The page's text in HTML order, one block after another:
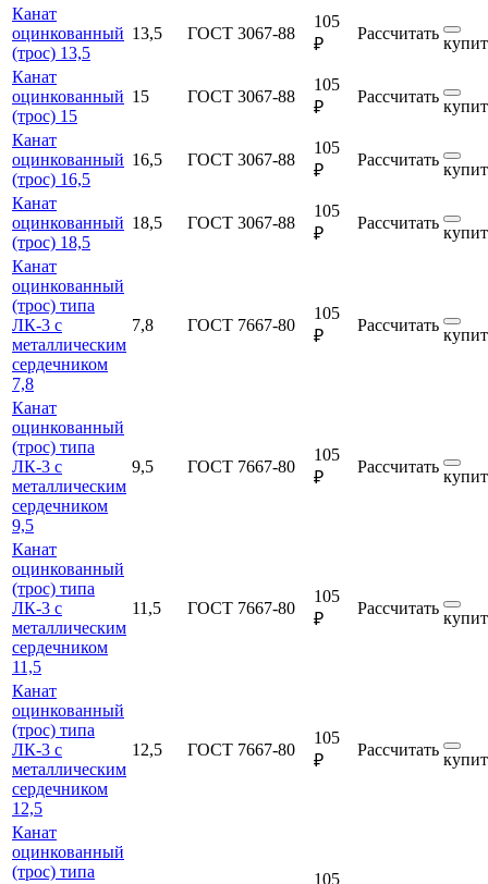
Канат
оцинкованный
(трос) 13,5
13,5 ГОСТ 3067-88
105
₽
Рассчитать
Канат
оцинкованный
(трос) 15
15 ГОСТ 3067-88
105
₽
Рассчитать
Канат
оцинкованный
(трос) 16,5
16,5 ГОСТ 3067-88
105
₽
Рассчитать
Канат
оцинкованный
(трос) 18,5
18,5 ГОСТ 3067-88
105
₽
Рассчитать
Канат
оцинкованный
(трос) типа
ЛК-3 с
металлическим
сердечником
7,8
7,8 ГОСТ 7667-80
105
₽
Рассчитать
Канат
оцинкованный
(трос) типа
ЛК-3 с
металлическим
сердечником
9,5
9,5 ГОСТ 7667-80
105
₽
Рассчитать
Канат
оцинкованный
(трос) типа
ЛК-3 с
металлическим
сердечником
11,5
11,5 ГОСТ 7667-80
105
₽
Рассчитать
Канат
оцинкованный
(трос) типа
ЛК-3 с
металлическим
сердечником
12,5
12,5 ГОСТ 7667-80
105
₽
Рассчитать
Канат
оцинкованный
(трос) типа
105